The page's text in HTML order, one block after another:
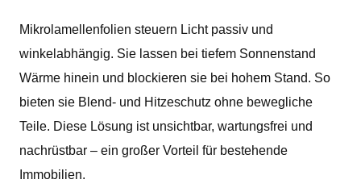
Mikrolamellenfolien steuern Licht passiv und
winkelabhängig. Sie lassen bei tiefem Sonnenstand
Wärme hinein und blockieren sie bei hohem Stand. So
bieten sie Blend- und Hitzeschutz ohne bewegliche
Teile. Diese Lösung ist unsichtbar, wartungsfrei und
nachrüstbar – ein großer Vorteil für bestehende
Immobilien.